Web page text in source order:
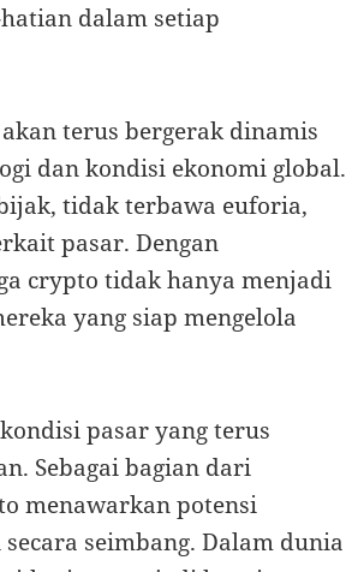
dalam setiap
terus bergerak dinamis
dan kondisi ekonomi global.
tidak terbawa euforia,
pasar. Dengan
crypto tidak hanya menjadi
yang siap mengelola
pasar yang terus
Sebagai bagian dari
menawarkan potensi
seimbang. Dalam dunia